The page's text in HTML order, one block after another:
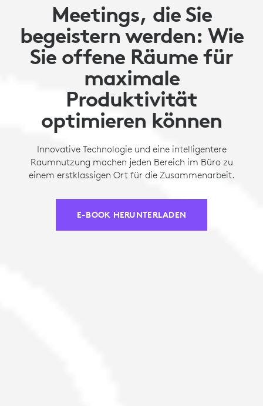
Meetings, die Sie
begeistern werden: Wie
Sie offene Räume für
maximale
Produktivität
optimieren können
Innovative Technologie und eine intelligentere
Raumnutzung machen jeden Bereich im Büro zu
einem erstklassigen Ort für die Zusammenarbeit.
E-BOOK HERUNTERLADEN